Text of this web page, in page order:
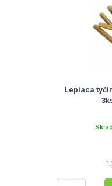
Lepiaca